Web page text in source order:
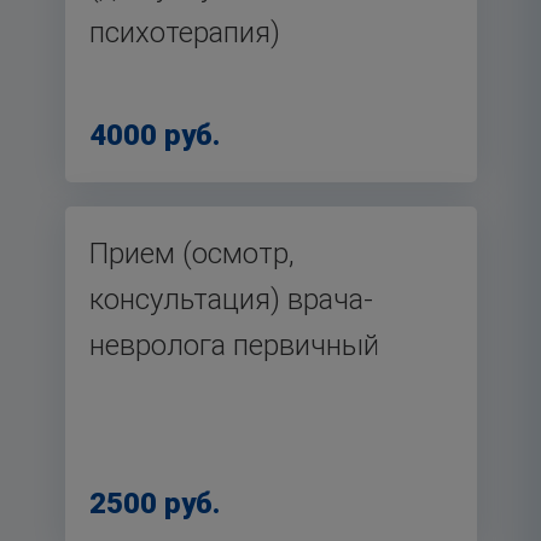
психотерапия)
4000 руб.
Прием (осмотр,
консультация) врача-
невролога первичный
2500 руб.